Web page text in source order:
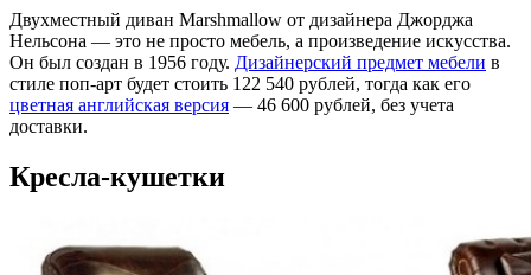
Двухместный диван Marshmallow от дизайнера Джорджа
Нельсона — это не просто мебель, а произведение искусства.
Он был создан в 1956 году. Дизайнерский предмет мебели в
стиле поп-арт будет стоить 122 540 рублей, тогда как его
цветная английская версия — 46 600 рублей, без учета
доставки.
Кресла-кушетки